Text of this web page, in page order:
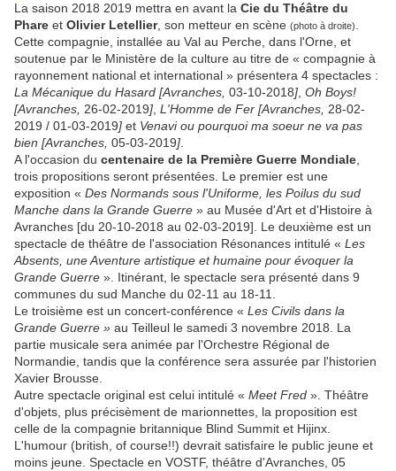
La saison 2018 2019 mettra en avant la Cie du Théâtre du
Phare et Olivier Letellier, son metteur en scène (photo à droite)
Cette compagnie, installée au Val au Perche, dans l'Orne, et
soutenue par le Ministère de la culture au titre de « compagnie à
rayonnement national et international » présentera 4 spectacles :
La Mécanique du Hasard [Avranches, 03-10-2018] Oh Boys!
[Avranches, 26-02-2019] L'Homme de Fer [Avranches, 28-02-
2019 / 01-03-2019] et Venavi ou pourquoi ma soeur ne va pas
bien [Avranches, 05-03-2019]
A l'occasion du centenaire de la Première Guerre Mondiale
trois propositions seront présentées. Le premier est une
exposition « Des Normands sous l'Uniforme, les Poilus du sud
Manche dans la Grande Guerre » au Musée d'Art et d'Histoire à
Avranches [du 20-10-2018 au 02-03-2019]. Le deuxième est un
spectacle de théâtre de l'association Résonances intitulé « Les
Absents, une Aventure artistique et humaine pour évoquer la
Grande Guerre ». Itinérant, le spectacle sera présenté dans 9
communes du sud Manche du 02-11 au 18-11.
Le troisième est un concert-conférence « Les Civils dans la
Grande Guerre » au Teilleul le samedi 3 novembre 2018. La
partie musicale sera animée par l'Orchestre Régional de
Normandie, tandis que la conférence sera assurée par l'historien
Xavier Brousse.
Autre spectacle original est celui intitulé « Meet Fred ». Théâtre
d'objets, plus précisèment de marionnettes, la proposition est
celle de la compagnie britannique Blind Summit et Hijinx.
L'humour (british, of course!!) devrait satisfaire le public jeune et
moins jeune. Spectacle en VOSTF, théâtre d'Avranches, 05